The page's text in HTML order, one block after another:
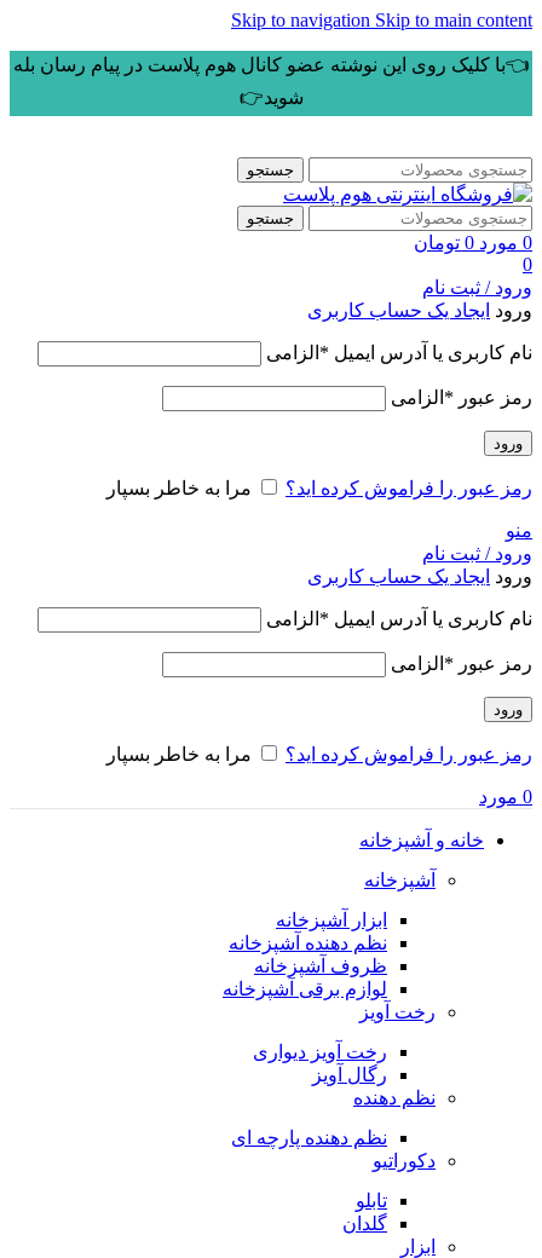
Skip to navigation Skip to main content
👈با کلیک روی این نوشته عضو کانال هوم پلاست در پیام رسان بله
شوید👉
جستجو
جستجو
0 مورد 0 تومان
0
ورود / ثبت نام
ورود ایجاد یک حساب کاربری
نام کاربری یا آدرس ایمیل * الزامی
رمز عبور * الزامی
ورود
رمز عبور را فراموش کرده اید؟ مرا به خاطر بسپار
منو
ورود / ثبت نام
ورود ایجاد یک حساب کاربری
نام کاربری یا آدرس ایمیل * الزامی
رمز عبور * الزامی
ورود
رمز عبور را فراموش کرده اید؟ مرا به خاطر بسپار
0 مورد
خانه و آشپزخانه
آشپزخانه
ابزار آشپزخانه
نظم دهنده آشپزخانه
ظروف آشپزخانه
لوازم برقی آشپزخانه
رخت آویز
رخت آویز دیواری
رگال آویز
نظم دهنده
نظم دهنده پارچه ای
دکوراتیو
تابلو
گلدان
ابزار